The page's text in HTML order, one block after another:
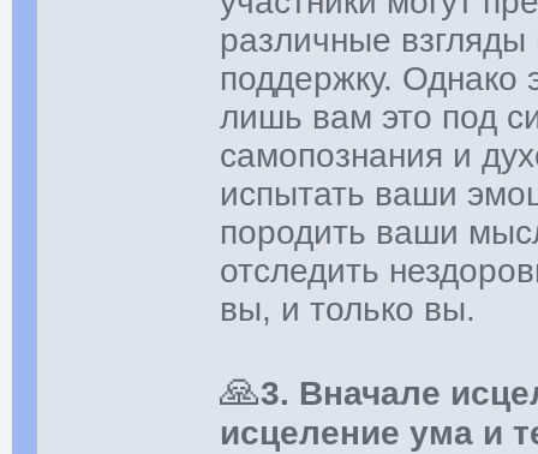
различные
поддержку. Однако
лишь вам это под
самопознания и
испытать ваши
породить ваши
отследить
вы, и только вы.
🙏3. Вначале
исцеление ума и